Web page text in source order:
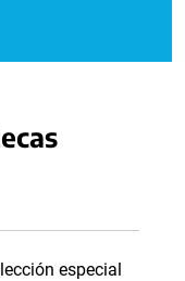
especial